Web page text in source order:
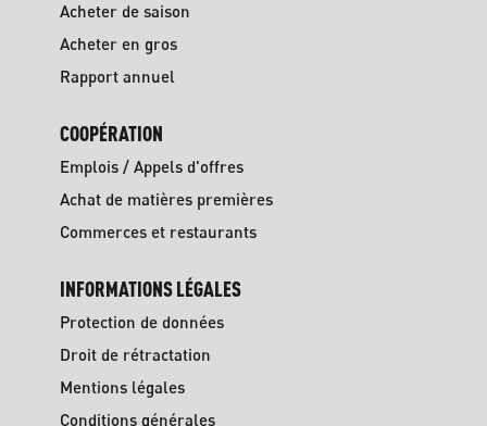
Acheter de saison
Acheter en gros
Rapport annuel
COOPÉRATION
Emplois / Appels d'offres
Achat de matières premières
Commerces et restaurants
INFORMATIONS LÉGALES
Protection de données
Droit de rétractation
Mentions légales
Conditions générales